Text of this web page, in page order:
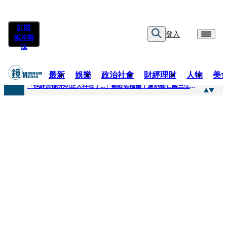
訂閱
紙本雜
誌
登入
最新 娛樂 政治社會 財經理財 人物 美
快訊
「他終於能光明正大存在了...」撕匿名標籤！遭割頸亡國三生「楊承勳」真名解禁 乾妹法庭抗辯引眾怒